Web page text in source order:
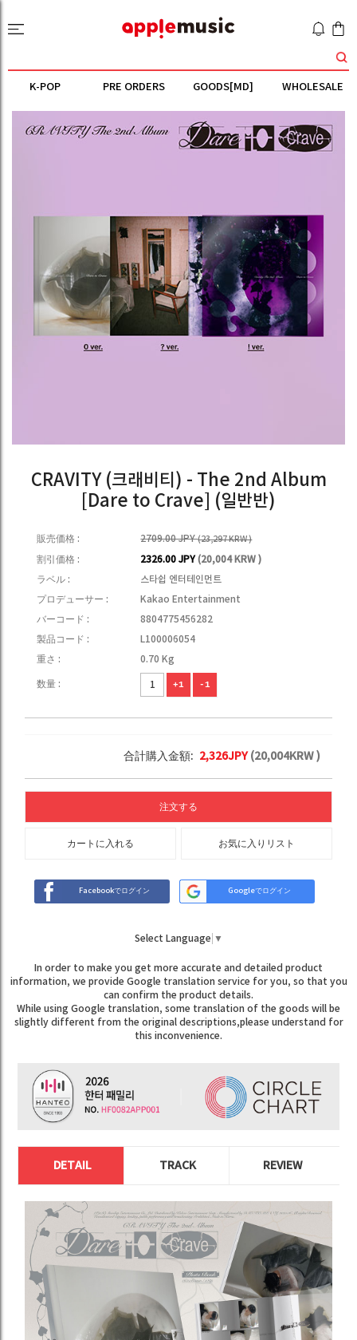
K-POP PRE ORDERS GOODS[MD] WHOLESALE
CRAVITY (크래비티) - The 2nd Album
[Dare to Crave] (일반반)
販売価格 : 2709.00 JPY(23,297 KRW )
割引価格 : 2326.00 JPY(20,004 KRW )
ラベル :
스타쉽 엔터테인먼트
プロデューサー :
Kakao Entertainment
バーコード :
8804775456282
製品コード :
L100006054
重さ :
0.70 Kg
数量 : +1 -1
合計購入金額: 2,326JPY(20,004KRW )
注文する
カートに入れる お気に入りリスト
Facebookでログイン Googleでログイン
Select Language ▼
In order to make you get more accurate and detailed product
information, we provide Google translation service for you, so that you
can confirm the product details.
While using Google translation, some translation of the goods will be
slightly different from the original descriptions,please understand for
this inconvenience.
DETAIL TRACK REVIEW